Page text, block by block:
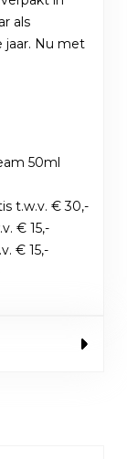
als
jaar. Nu met
50ml
t.w.v. € 30,-
€ 15,-
€ 15,-